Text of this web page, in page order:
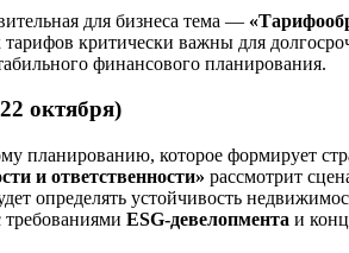
для бизнеса тема —
критически важны для
финансового планирования.
октября)
которое формирует
и ответственности» рассмотрит
определять устойчивость
требованиями ESG-девелопмента и